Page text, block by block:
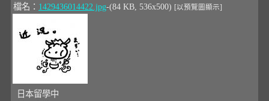
檔名： 1429436014422.jpg-(84 KB, 536x500) [以預覽圖顯示]
日本留學中